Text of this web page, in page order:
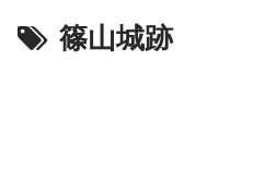
篠山城跡